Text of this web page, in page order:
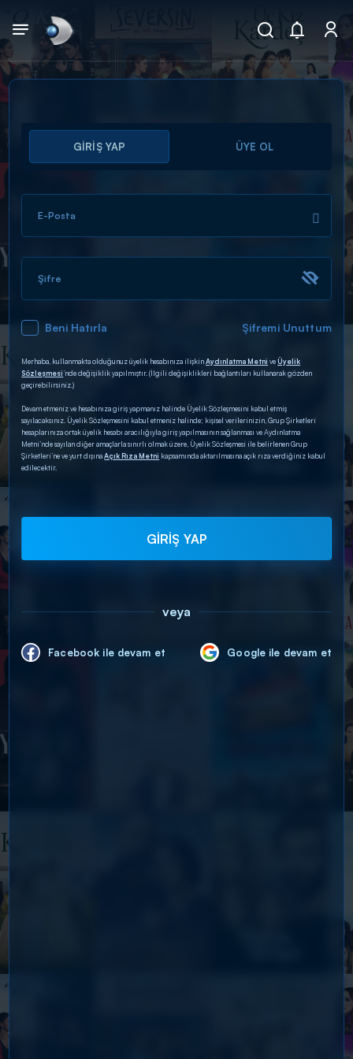
Arama
ARAMA SONUÇLARI
DİĞER SONUÇLAR
GİRİŞ YAP ÜYE OL
E-Posta
Şifre
Beni Hatırla Şifremi Unuttum
Merhaba, kullanmakta olduğunuz üyelik hesabınıza ilişkinAydınlatma Metni veÜyelik
Sözleşmesi’nde değişiklik yapılmıştır. (İlgili değişiklikleri bağlantıları kullanarak gözden
geçirebilirsiniz.)
Devam etmeniz ve hesabınıza giriş yapmanız halinde Üyelik Sözleşmesini kabul etmiş
sayılacaksınız. Üyelik Sözleşmesini kabul etmeniz halinde; kişisel verilerinizin, Grup Şirketleri
hesaplarınıza ortak üyelik hesabı aracılığıyla giriş yapılmasının sağlanması ve Aydınlatma
Metni’nde sayılan diğer amaçlarla sınırlı olmak üzere, Üyelik Sözleşmesi ile belirlenen Grup
Şirketleri’ne ve yurt dışınaAçık Rıza Metni kapsamında aktarılmasına açık rıza verdiğiniz kabul
edilecektir.
GİRİŞ YAP
veya
Facebook ile devam et Google ile devam et